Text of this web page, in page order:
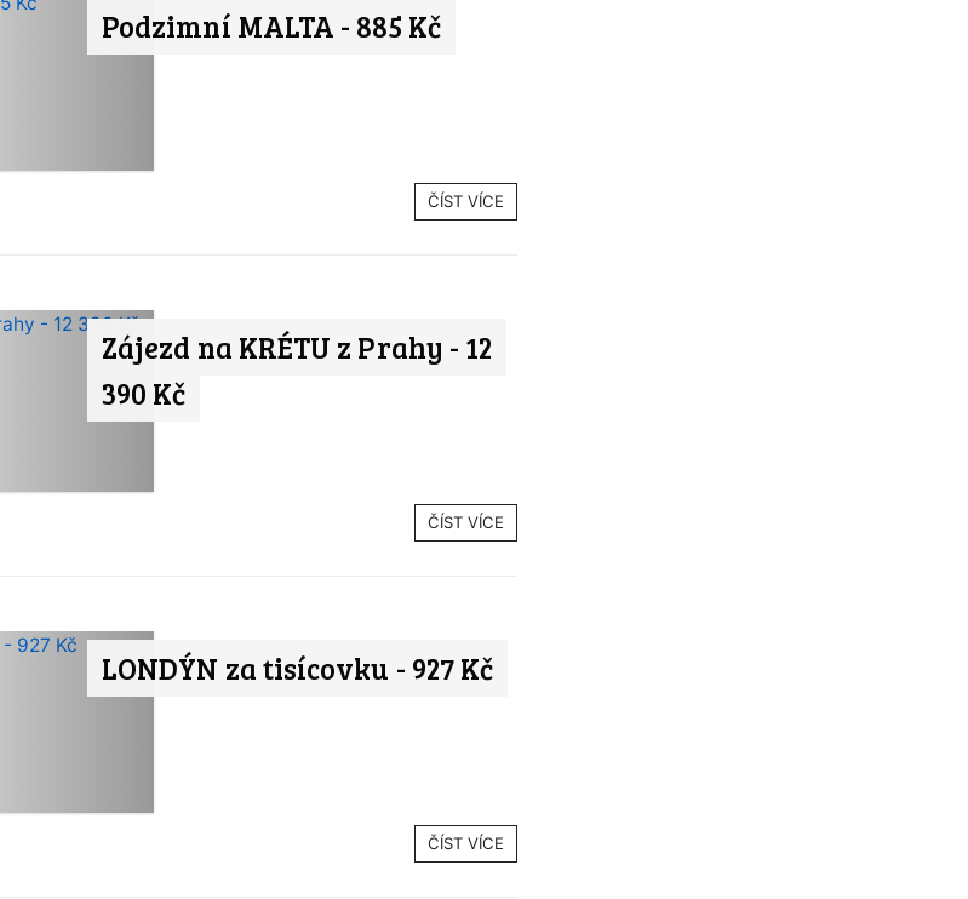
Podzimní MALTA - 885 Kč
ČÍST VÍCE
Zájezd na KRÉTU z Prahy - 12
390 Kč
ČÍST VÍCE
LONDÝN za tisícovku - 927 Kč
ČÍST VÍCE